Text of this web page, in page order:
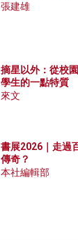
張建雄
摘星以外：從校
學生的一點特質
來文
書展2026｜走過
傳奇？
本社編輯部